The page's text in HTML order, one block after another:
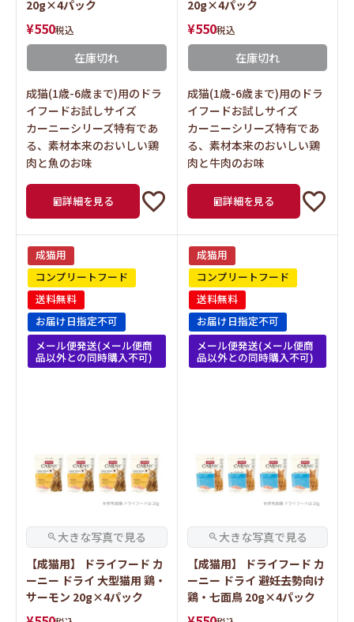
20g×4パック
¥550税込
在庫切れ
成猫(1歳-6歳まで)用のドラ
イフードお試しサイズ
カーニーシリーズ特有であ
る、素材本来のおいしい鶏
肉と魚のお味
詳細を見る
20g×4パック
¥550税込
在庫切れ
成猫(1歳-6歳まで)用のドラ
イフードお試しサイズ
カーニーシリーズ特有であ
る、素材本来のおいしい鶏
肉と牛肉のお味
詳細を見る
成猫用
コンプリートフード
送料無料
お届け日指定不可
メール便発送(メール便商
品以外との同時購入不可)
【成猫用】 ドライフード カ
ーニー ドライ 大型猫用 鶏・
サーモン 20g×4パック
成猫用
コンプリートフード
送料無料
お届け日指定不可
メール便発送(メール便商
品以外との同時購入不可)
【成猫用】 ドライフード カ
ーニー ドライ 避妊去勢向け
鶏・七面鳥 20g×4パック